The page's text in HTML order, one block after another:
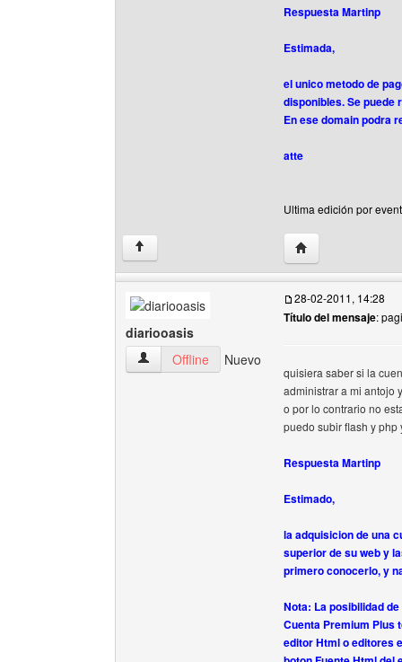
Respuesta Martinp
Estimada,
el unico metodo de
disponibles. Se puede
En ese domain podra
atte
Ultima edición por
↑ Visitar sitio web
diariooasis
diariooasis Ver perfil del usuario
Offline Nuevo
28-02-2011, 14:28
Título del mensaje:
quisiera saber si la
administrar a mi antojo
o por lo contrario no
puedo subir flash y php
Respuesta Martinp
Estimado,
la adquisicion de una
superior de su web y
primero conocerlo, y
Nota: La posibilidad
Cuenta Premium Plus
editor Html o editores